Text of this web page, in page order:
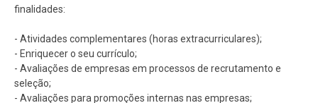
finalidades:
- Atividades complementares (horas extracurriculares);
- Enriquecer o seu currículo;
- Avaliações de empresas em processos de recrutamento e
seleção;
- Avaliações para promoções internas nas empresas;